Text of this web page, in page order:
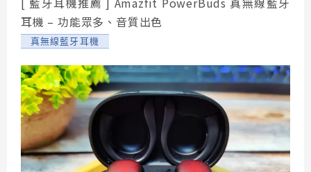
耳機 – 功能眾多、音質出色
真無線藍牙耳機